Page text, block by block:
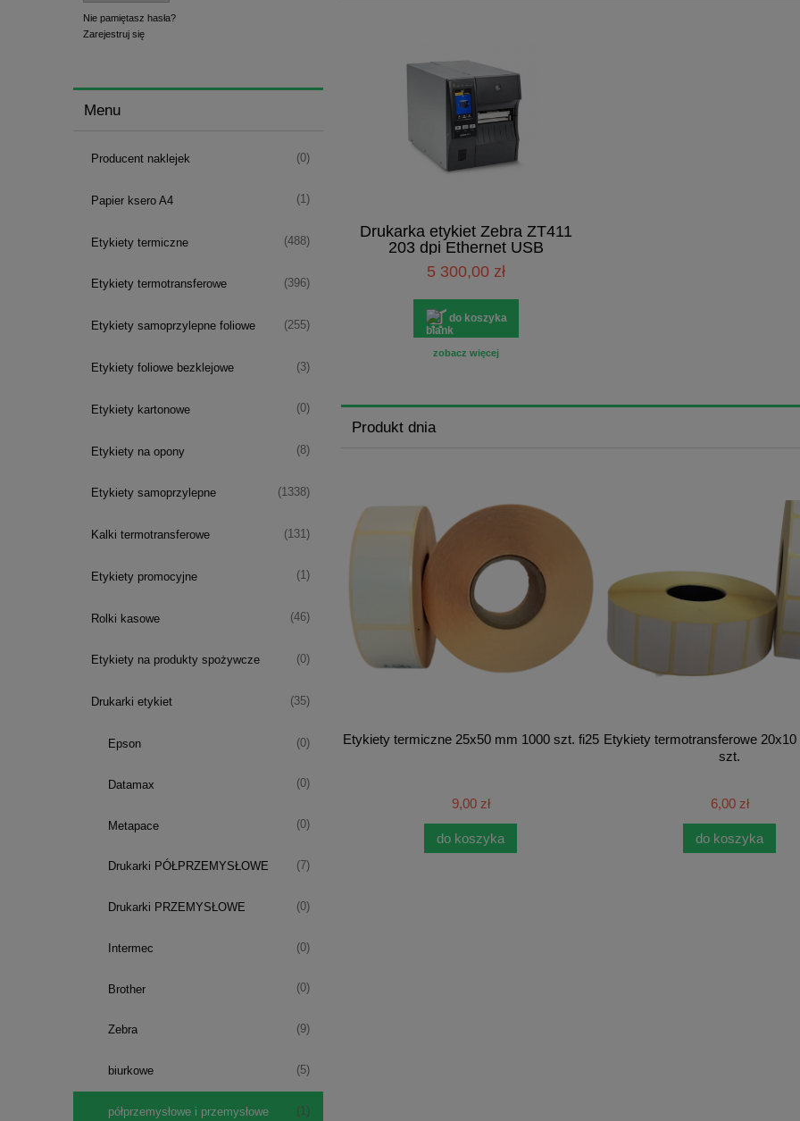
Nie pamiętasz hasła?
Zarejestruj się
Menu
Producent naklejek (0)
Papier ksero A4 (1)
Etykiety termiczne (488)
Etykiety termotransferowe (396)
Etykiety samoprzylepne foliowe (255)
Etykiety foliowe bezklejowe (3)
Etykiety kartonowe (0)
Etykiety na opony (8)
Etykiety samoprzylepne (1338)
Kalki termotransferowe (131)
Etykiety promocyjne (1)
Rolki kasowe (46)
Etykiety na produkty spożywcze (0)
Drukarki etykiet (35)
Epson (0)
Datamax (0)
Metapace (0)
Drukarki PÓŁPRZEMYSŁOWE (7)
Drukarki PRZEMYSŁOWE (0)
Intermec (0)
Brother (0)
Zebra (9)
biurkowe (5)
półprzemysłowe i przemysłowe (1)
Drukarka etykiet Zebra ZT411
203 dpi Ethernet USB
5 300,00 zł
do koszyka
zobacz więcej
Produkt dnia
Etykiety termiczne 25x50 mm 1000 szt. fi25
9,00 zł
do koszyka
Etykiety termotransferowe
szt.
6,00 zł
do koszyka